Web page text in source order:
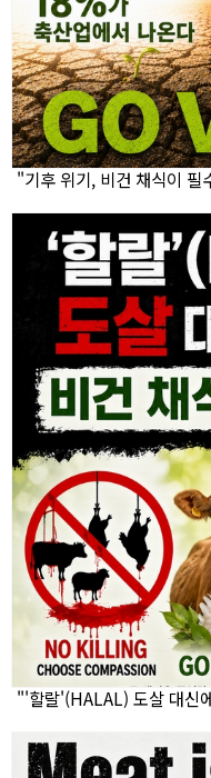
"기후 위기, 비건 채식이 필
"'할랄'(HALAL) 도살 대신